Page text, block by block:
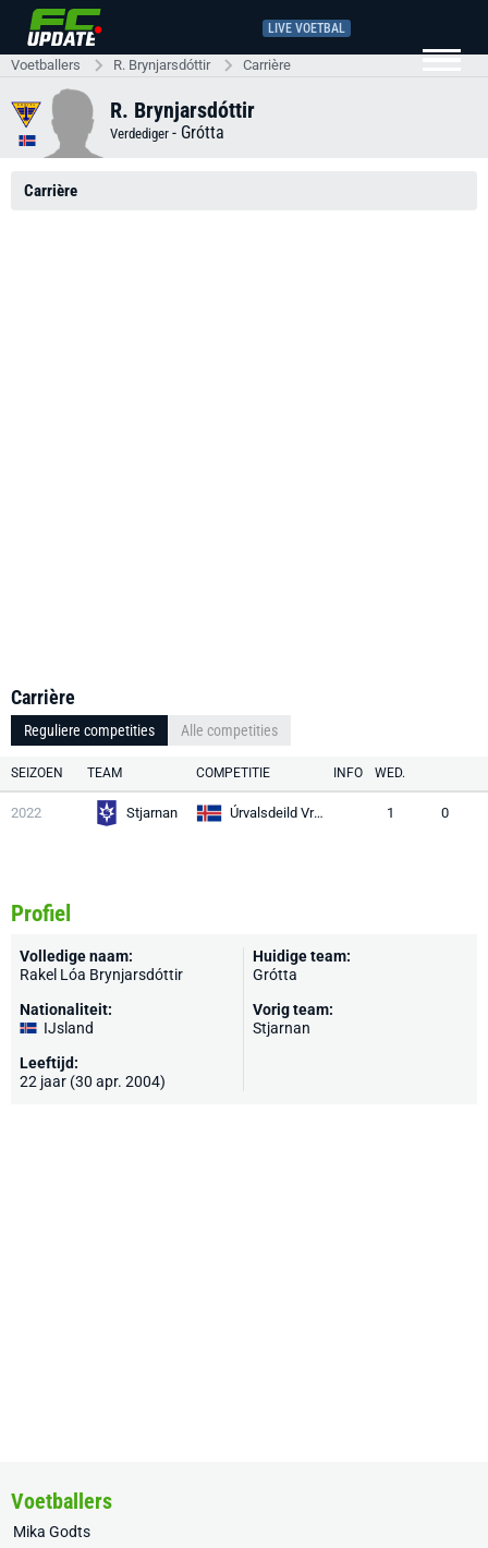
LIVE VOETBAL
Voetballers R. Brynj­ars­dótt­ir Carrière
R. Brynj­ars­dótt­ir
Verdediger - Grótta
Carrière
Carrière
Reguliere competities Alle competities
SEIZOEN TEAM COMPETITIE INFO WED.
2022 Stjarnan Úrvalsdeild Vrouwen 1 0
Profiel
Volledige naam:
Rakel Lóa Brynj­ars­dótt­ir
Nationaliteit:
IJsland
Leeftijd:
22 jaar (30 apr. 2004)
Huidige team:
Grótta
Vorig team:
Stjarnan
Voetballers
Mika Godts